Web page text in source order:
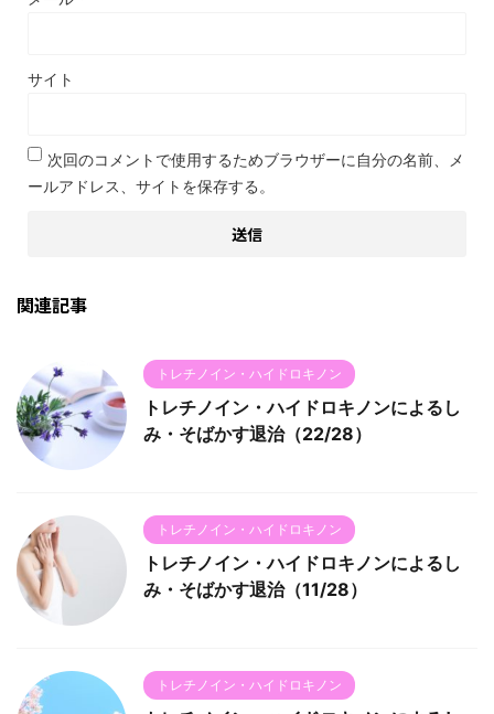
サイト
次回のコメントで使用するためブラウザーに自分の名前、メ
ールアドレス、サイトを保存する。
関連記事
トレチノイン・ハイドロキノン
トレチノイン・ハイドロキノンによるし
み・そばかす退治（22/28）
トレチノイン・ハイドロキノン
トレチノイン・ハイドロキノンによるし
み・そばかす退治（11/28）
トレチノイン・ハイドロキノン